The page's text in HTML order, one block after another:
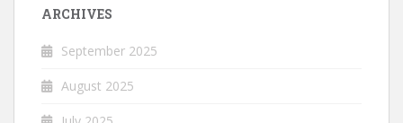
ARCHIVES
September 2025
August 2025